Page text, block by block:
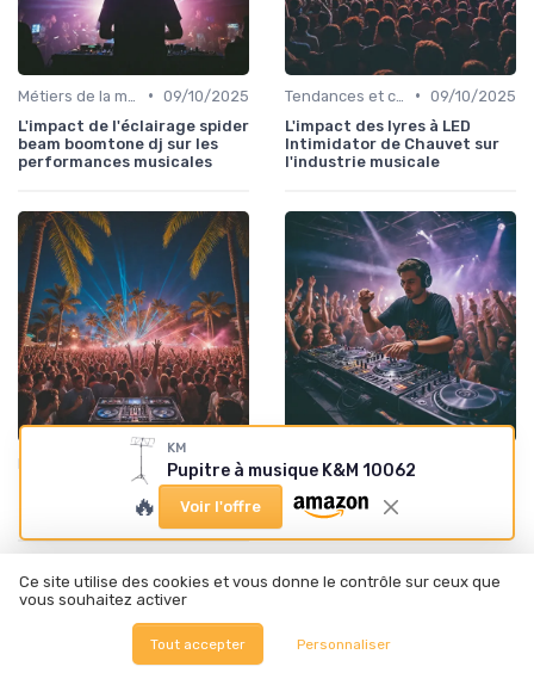
• 09/10/2025
L'impact de l'éclairage spider
beam boomtone dj sur les
performances musicales
• 09/10/2025
L'impact des lyres à LED
Intimidator de Chauvet sur
l'industrie musicale
09/10/2025
L'expérience immersive de
laser DJ à Ibiza
Tendances et chiffres du marché •
L'impact du contrôleur DJ
Opus Quad de Pioneer DJ sur
KM
Pupitre à musique K&M 10062
🔥 Voir l'offre
Ce site utilise des cookies et vous donne le contrôle sur ceux que
vous souhaitez activer
Tout accepter Personnaliser